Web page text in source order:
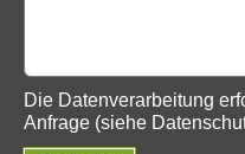
Die Datenverarbeitung
Anfrage (siehe